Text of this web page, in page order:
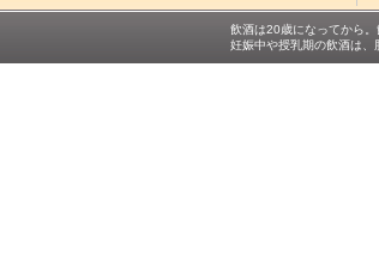
飲酒は20歳になってから。
妊娠中や授乳期の飲酒は、